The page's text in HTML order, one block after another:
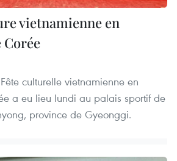
vietnamienne en
culturelle vietnamienne en
a eu lieu lundi au palais sportif de
province de Gyeonggi.